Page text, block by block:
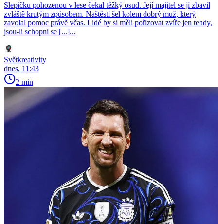
Slepičku pohozenou v lese čekal těžký osud. Její majitel se jí zbavil
zvláště krutým způsobem. Naštěstí šel kolem dobrý muž, který
zavolal pomoc právě včas. Lidé by si měli pořizovat zvíře jen tehdy,
jsou-li schopni se [...]...
Světkreativity
dnes, 11:43
2 min